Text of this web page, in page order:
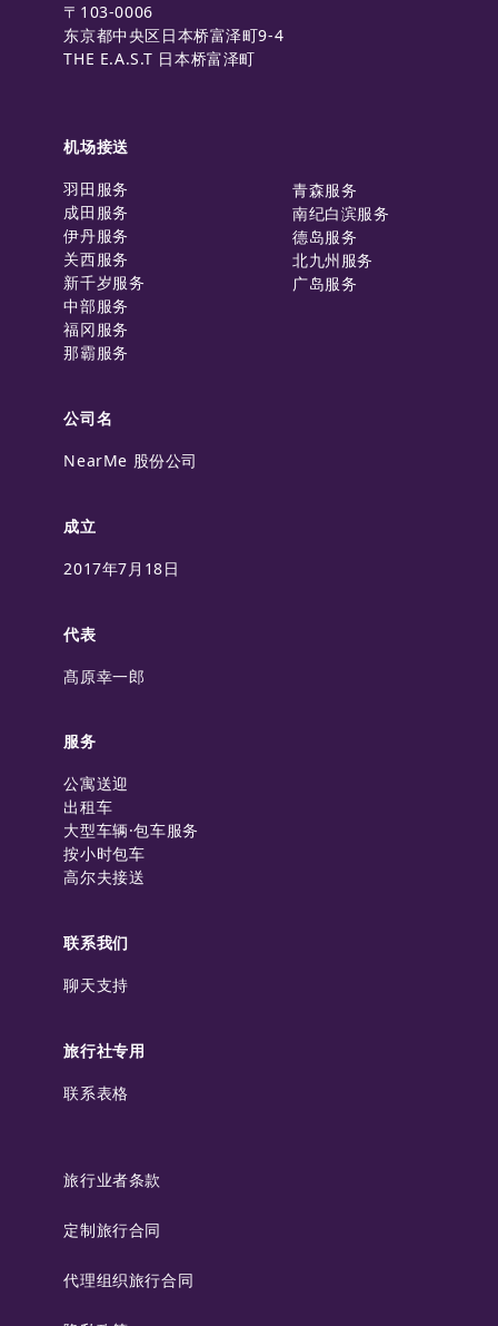
〒103-0006
东京都中央区日本桥富泽町9-4
THE E.A.S.T 日本桥富泽町
机场接送
羽田服务
成田服务
伊丹服务
关西服务
新千岁服务
中部服务
福冈服务
那霸服务
公司名
NearMe 股份公司
成立
2017年7月18日
代表
髙原幸一郎
服务
公寓送迎
出租车
大型车辆·包车服务
按小时包车
高尔夫接送
联系我们
聊天支持
旅行社专用
联系表格
青森服务
南纪白滨服务
德岛服务
北九州服务
广岛服务
旅行业者条款
定制旅行合同
代理组织旅行合同